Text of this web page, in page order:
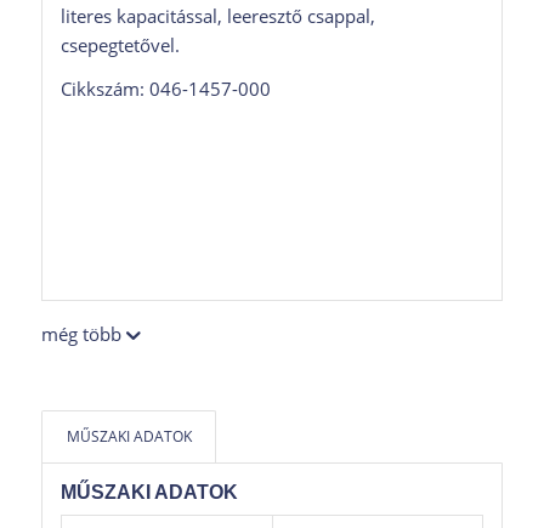
literes kapacitással, leeresztő csappal,
csepegtetővel.
Cikkszám: 046-1457-000
még több
MŰSZAKI ADATOK
MŰSZAKI ADATOK